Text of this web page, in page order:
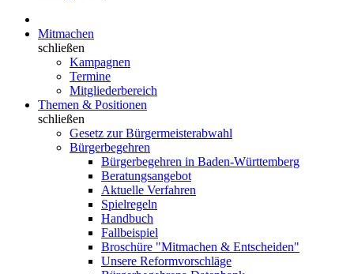
Mitmachen
schließen
Kampagnen
Termine
Mitgliederbereich
Themen & Positionen
schließen
Gesetz zur Bürgermeisterabwahl
Bürgerbegehren
Bürgerbegehren in Baden-Württemberg
Beratungsangebot
Aktuelle Verfahren
Spielregeln
Handbuch
Fallbeispiel
Broschüre "Mitmachen & Entscheiden"
Unsere Reformvorschläge